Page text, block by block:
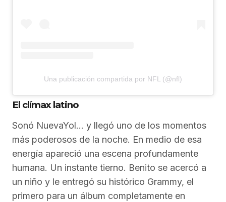
Una publicación compartida por NFL (@nfl)
El clímax latino
Sonó NuevaYol… y llegó uno de los momentos
más poderosos de la noche. En medio de esa
energía apareció una escena profundamente
humana. Un instante tierno. Benito se acercó a
un niño y le entregó su histórico Grammy, el
primero para un álbum completamente en